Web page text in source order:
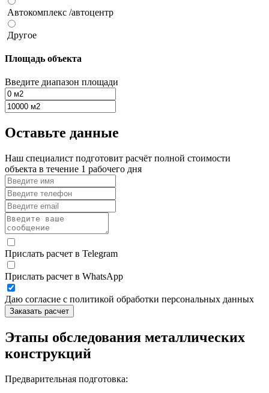
Автокомплекс /автоцентр
Другое
Площадь объекта
Введите диапазон площади
Оставьте данные
Наш специалист подготовит расчёт полной стоимости
объекта в течение 1 рабочего дня
Прислать расчет в Telegram
Прислать расчет в WhatsApp
Даю согласие с политикой обработки персональных данных
Заказать расчет
Этапы обследования металлических
конструкций
Предварительная подготовка: